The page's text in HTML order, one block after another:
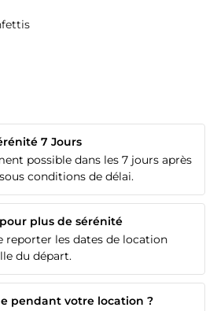
7 Jours
possible dans les 7 jours après
conditions de délai.
plus de sérénité
reporter les dates de location
du départ.
pendant votre location ?